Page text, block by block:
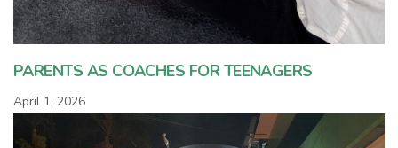
PARENTS AS COACHES FOR TEENAGERS
April 1, 2026